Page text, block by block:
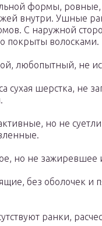
формы, ровные,
внутри. Ушные
С наружной
покрыты волосками.
любопытный, не
сухая шерстка, не
но не
но не зажиревшее
без оболочек и
ранки,